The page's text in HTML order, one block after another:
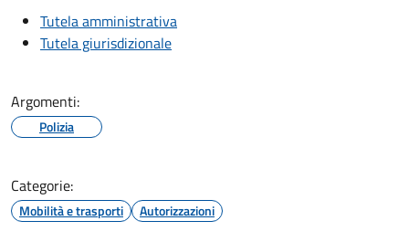
Tutela amministrativa
Tutela giurisdizionale
Argomenti:
Polizia
Categorie:
Mobilità e trasporti Autorizzazioni